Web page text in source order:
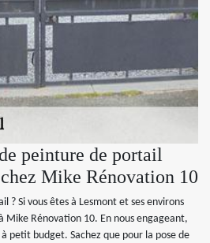
peinture de portail
Mike Rénovation 10
? Si vous êtes à Lesmont et ses environs
Mike Rénovation 10. En nous engageant,
petit budget. Sachez que pour la pose de